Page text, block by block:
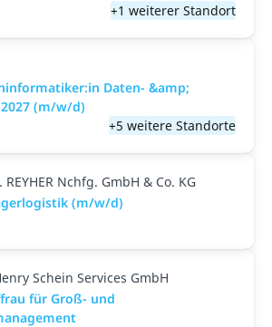
+1 weiterer Standort
Daten- &amp;
(m/w/d)
+5 weitere Standorte
REYHER Nchfg. GmbH & Co. KG
(m/w/d)
Schein Services GmbH
für Groß- und